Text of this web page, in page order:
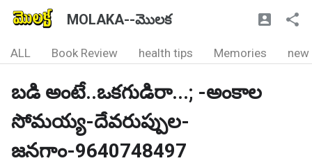
MOLAKA--మొలక
ALL Book Review health tips Memories new
బడి అంటే..ఒకగుడిరా...; -అంకాల
సోమయ్య-దేవరుప్పుల-
జనగాం-9640748497